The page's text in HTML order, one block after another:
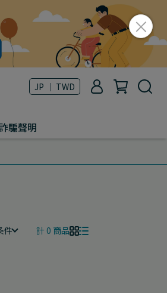
JP ｜ TWD
騙聲明
件 計 0 商品